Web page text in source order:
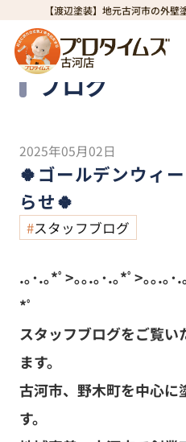
【渡辺塗装】地元古河市の外壁
古河店
HOME>ブログ>
ブログ
Blog
2025年05月02日
🍀ゴールデンウィ
らせ🍀
スタッフブログ
.｡･.｡*ﾟ>｡｡.｡･.｡*ﾟ>｡｡.｡･
*ﾟ
スタッフブログをご覧
ます。
古河市、野木町を中心に
す。